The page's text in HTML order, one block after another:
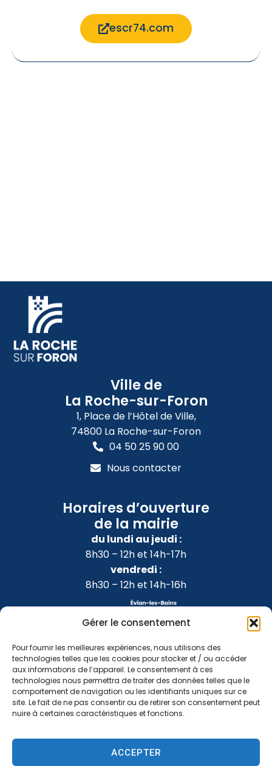
Gérer le consentement
Pour fournir les meilleures expériences, nous utilisons des
technologies telles que les cookies pour stocker et / ou accéder
aux informations de l’appareil. Le consentement à ces
technologies nous permettra de traiter des données telles que le
comportement de navigation ou les identifiants uniques sur ce
site. Le fait de ne pas consentir ou de retirer son consentement peut
nuire à certaines caractéristiques et fonctions.
ACCEPTER
escr74.com
Ville de
La Roche-sur-Foron
1, Place de l’Hôtel de Ville,
74800 La Roche-sur-Foron
04 50 25 90 00
Nous contacter
Horaires d’ouverture
de la mairie
du lundi au jeudi :
8h30 – 12h et 14h-17h
vendredi :
8h30 – 12h et 14h-16h
Confidentialité